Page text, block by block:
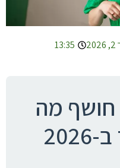
13:35
חושף מה